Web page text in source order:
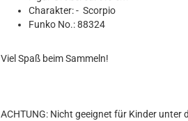
Movie
STAR WARS
Charakter: - Scorpio
Funko No.: 88324
Viel Spaß beim Sammeln!
ACHTUNG: Nicht geeignet für Kinder unter